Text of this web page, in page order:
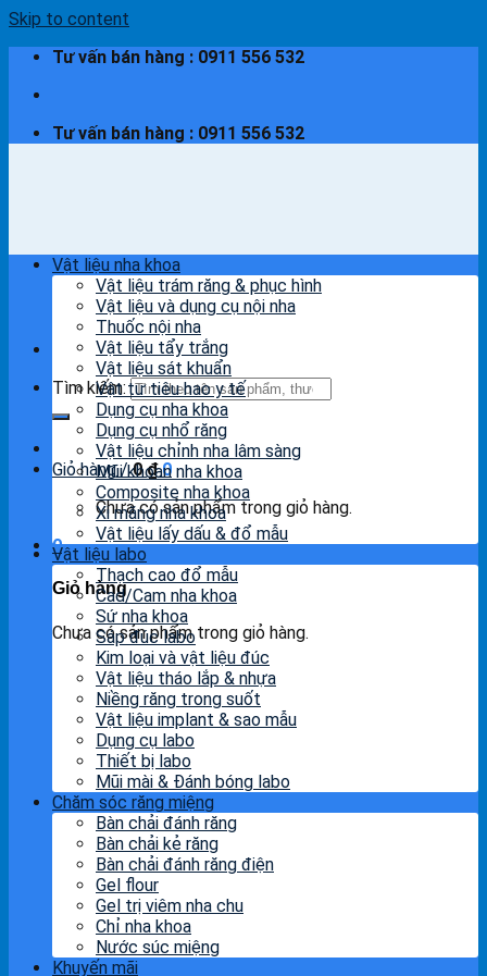
Skip to content
Tư vấn bán hàng : 0911 556 532
Tư vấn bán hàng : 0911 556 532
Tìm kiếm:
Giỏ hàng /0₫ 0
Chưa có sản phẩm trong giỏ hàng.
0
Giỏ hàng
Chưa có sản phẩm trong giỏ hàng.
Vật liệu nha khoa
Vật liệu trám răng & phục hình
Vật liệu và dụng cụ nội nha
Thuốc nội nha
Vật liệu tẩy trắng
Vật liệu sát khuẩn
Vật tư tiêu hao y tế
Dụng cụ nha khoa
Dụng cụ nhổ răng
Vật liệu chỉnh nha lâm sàng
Mũi khoan nha khoa
Composite nha khoa
Xi măng nha khoa
Vật liệu lấy dấu & đổ mẫu
Vật liệu labo
Thạch cao đổ mẫu
Cad/Cam nha khoa
Sứ nha khoa
Sáp đúc labo
Kim loại và vật liệu đúc
Vật liệu tháo lắp & nhựa
Niềng răng trong suốt
Vật liệu implant & sao mẫu
Dụng cụ labo
Thiết bị labo
Mũi mài & Đánh bóng labo
Chăm sóc răng miệng
Bàn chải đánh răng
Bàn chải kẻ răng
Bàn chải đánh răng điện
Gel flour
Gel trị viêm nha chu
Chỉ nha khoa
Nước súc miệng
Khuyến mãi